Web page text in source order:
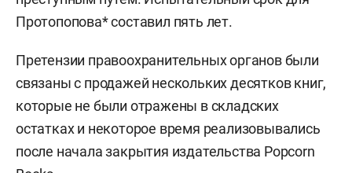
Протопопова* составил пять лет.
Претензии правоохранительных органов были
связаны с продажей нескольких десятков книг,
которые не были отражены в складских
остатках и некоторое время реализовывались
после начала закрытия издательства Popcorn